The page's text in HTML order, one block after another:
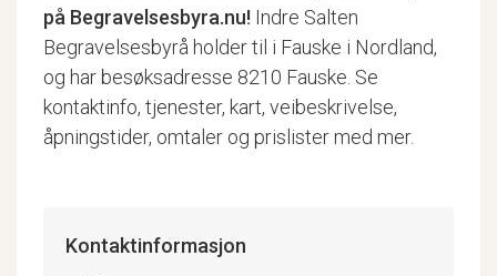
på Begravelsesbyra.nu! Indre Salten
Begravelsesbyrå holder til i Fauske i Nordland,
og har besøksadresse 8210 Fauske. Se
kontaktinfo, tjenester, kart, veibeskrivelse,
åpningstider, omtaler og prislister med mer.
Kontaktinformasjon